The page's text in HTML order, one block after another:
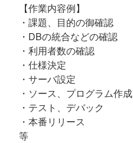
【作業内容例】
・課題、目的の御確認
・DBの統合などの確認
・利用者数の確認
・仕様決定
・サーバ設定
・ソース、プログラム作成
・テスト、デバック
・本番リリース
等